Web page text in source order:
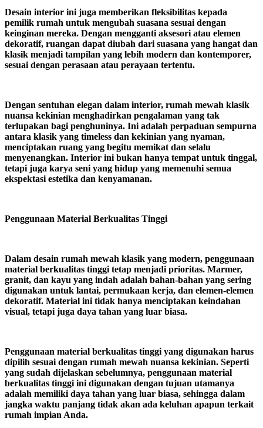
Desain interior ini juga memberikan fleksibilitas kepada
pemilik rumah untuk mengubah suasana sesuai dengan
keinginan mereka. Dengan mengganti aksesori atau elemen
dekoratif, ruangan dapat diubah dari suasana yang hangat dan
klasik menjadi tampilan yang lebih modern dan kontemporer,
sesuai dengan perasaan atau perayaan tertentu.
Dengan sentuhan elegan dalam interior, rumah mewah klasik
nuansa kekinian menghadirkan pengalaman yang tak
terlupakan bagi penghuninya. Ini adalah perpaduan sempurna
antara klasik yang timeless dan kekinian yang nyaman,
menciptakan ruang yang begitu memikat dan selalu
menyenangkan. Interior ini bukan hanya tempat untuk tinggal,
tetapi juga karya seni yang hidup yang memenuhi semua
ekspektasi estetika dan kenyamanan.
Penggunaan Material Berkualitas Tinggi
Dalam desain rumah mewah klasik yang modern, penggunaan
material berkualitas tinggi tetap menjadi prioritas. Marmer,
granit, dan kayu yang indah adalah bahan-bahan yang sering
digunakan untuk lantai, permukaan kerja, dan elemen-elemen
dekoratif. Material ini tidak hanya menciptakan keindahan
visual, tetapi juga daya tahan yang luar biasa.
Penggunaan material berkualitas tinggi yang digunakan harus
dipilih sesuai dengan rumah mewah nuansa kekinian. Seperti
yang sudah dijelaskan sebelumnya, penggunaan material
berkualitas tinggi ini digunakan dengan tujuan utamanya
adalah memiliki daya tahan yang luar biasa, sehingga dalam
jangka waktu panjang tidak akan ada keluhan apapun terkait
rumah impian Anda.